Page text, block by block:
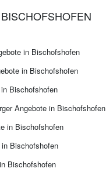
in Bischofshofen
in Bischofshofen
Bischofshofen
Angebote in Bischofshofen
in Bischofshofen
Bischofshofen
Bischofshofen